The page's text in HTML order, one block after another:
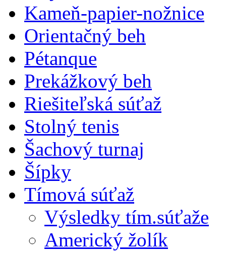
Kameň-papier-nožnice
Orientačný beh
Pétanque
Prekážkový beh
Riešiteľská súťaž
Stolný tenis
Šachový turnaj
Šípky
Tímová súťaž
Výsledky tím.súťaže
Americký žolík